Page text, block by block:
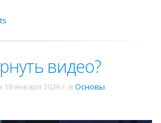
видео?
18 января 2026 г. в Основы